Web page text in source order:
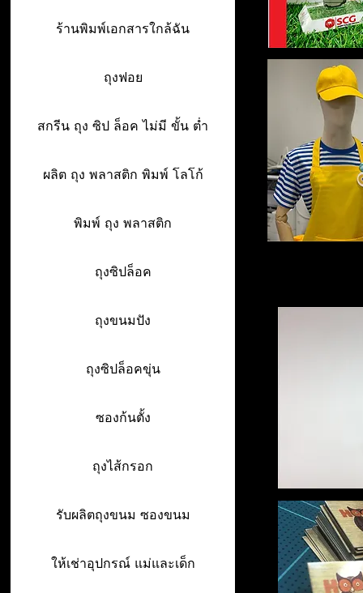
ร้านพิมพ์เอกสารใกล้ฉัน
ถุงฟอย
สกรีน ถุง ซิป ล็อค ไม่มี ขั้น ต่ำ
ผลิต ถุง พลาสติก พิมพ์ โลโก้
พิมพ์ ถุง พลาสติก
ถุงซิปล็อค
ถุงขนมปัง
ถุงซิปล็อคขุ่น
ซองก้นตั้ง
ถุงไส้กรอก
รับผลิตถุงขนม ซองขนม
ให้เช่าอุปกรณ์ แม่และเด็ก